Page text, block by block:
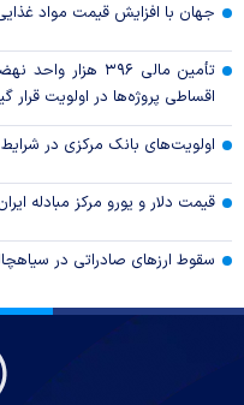
جهان با افزایش قیمت مواد
تأمین مالی ۳۹۶
اقساطی پروژه‌ها در اولویت قرار
اولویت‌های بانک مرکزی در
قیمت دلار و یورو مرکز مبادله ایران؛ امروز
سقوط ارزهای صادراتی در